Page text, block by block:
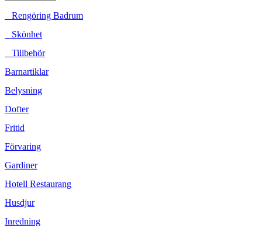
Rengöring Badrum
Skönhet
Tillbehör
Barnartiklar
Belysning
Dofter
Fritid
Förvaring
Gardiner
Hotell Restaurang
Husdjur
Inredning